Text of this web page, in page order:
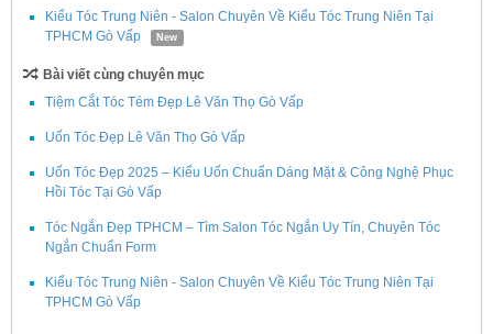
Kiểu Tóc Trung Niên - Salon Chuyên Về Kiểu Tóc Trung Niên Tại
TPHCM Gò Vấp
New
Bài viết cùng chuyên mục
Tiệm Cắt Tóc Tém Đẹp Lê Văn Thọ Gò Vấp
Uốn Tóc Đẹp Lê Văn Thọ Gò Vấp
Uốn Tóc Đẹp 2025 – Kiểu Uốn Chuẩn Dáng Mặt & Công Nghệ Phục
Hồi Tóc Tại Gò Vấp
Tóc Ngắn Đẹp TPHCM – Tìm Salon Tóc Ngắn Uy Tín, Chuyên Tóc
Ngắn Chuẩn Form
Kiểu Tóc Trung Niên - Salon Chuyên Về Kiểu Tóc Trung Niên Tại
TPHCM Gò Vấp